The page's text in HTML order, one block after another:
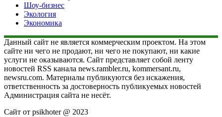
Шоу-бизнес
Экология
Экономика
Данный сайт не является коммерческим проектом. На этом
сайте ни чего не продают, ни чего не покупают, ни какие
услуги не оказываются. Сайт представляет собой ленту
новостей RSS канала news.rambler.ru, kommersant.ru,
newsru.com. Материалы публикуются без искажения,
ответственность за достоверность публикуемых новостей
Администрация сайта не несёт.
Сайт от psikhoter @ 2023